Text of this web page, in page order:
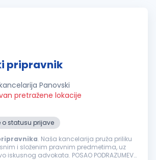
pripravnik
Panovski
pretražene lokacije
o statusu prijave
. Naša kancelarija pruža priliku
i složenim pravnim predmetima, uz
iskusnog advokata. POSAO PODRAZUMEVA: